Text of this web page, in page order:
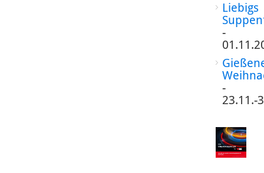
Liebigs
-
-
23.11.-